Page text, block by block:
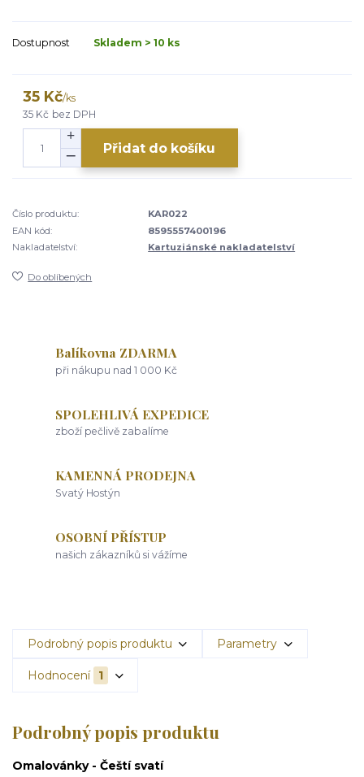
Dostupnost Skladem > 10 ks
35 Kč/ks
35 Kč bez DPH
Přidat do košíku
Číslo produktu:
KAR022
EAN kód:
8595557400196
Nakladatelství:
Kartuziánské nakladatelství
Do oblíbených
Balíkovna ZDARMA
při nákupu nad 1 000 Kč
SPOLEHLIVÁ EXPEDICE
zboží pečlivě zabalíme
KAMENNÁ PRODEJNA
Svatý Hostýn
OSOBNÍ PŘÍSTUP
našich zákazníků si vážíme
Podrobný popis produktu Parametry
Hodnocení 1
Podrobný popis produktu
Omalovánky - Čeští svatí